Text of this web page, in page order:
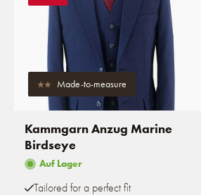
Made-to-measure
Kammgarn Anzug Marine
Birdseye
Auf Lager
Tailored for a perfect fit